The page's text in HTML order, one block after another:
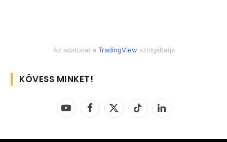
Az adatokat a TradingView szolgáltatja
KÖVESS MINKET!
YouTubeFacebook
X
TikTok LinkedIn